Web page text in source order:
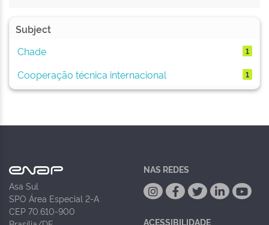
Subject
Chade
1
Cooperação técnica internacional 1
Asa Sul
SPO Área Especial 2-A
CEP 70.610-900
NAS REDES
ACESSIBILIDADE